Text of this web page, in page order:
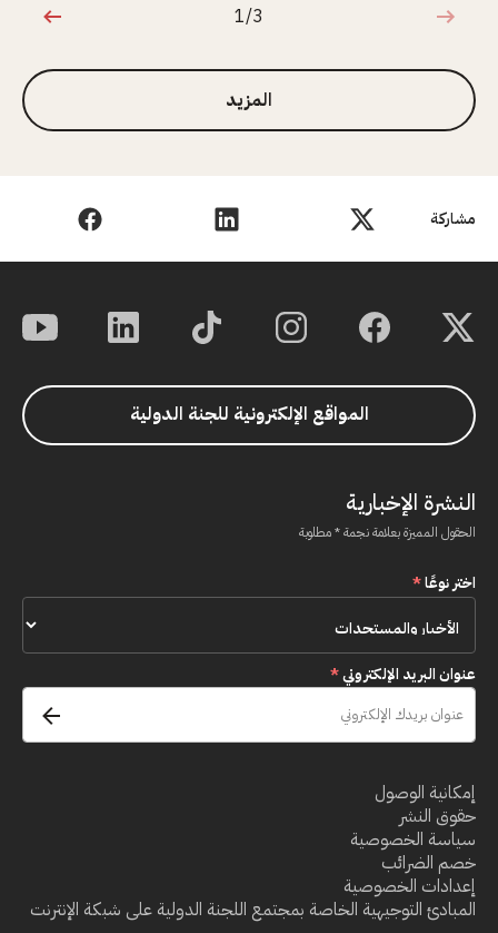
مشاركة
1 من 3
1/3
المزيد
المواقع الإلكترونية للجنة الدولية
النشرة الإخبارية
الحقول المميزة بعلامة نجمة * مطلوبة
اختر نوعًا*
عنوان البريد الإلكتروني*
إمكانية الوصول
حقوق النشر
سياسة الخصوصية
خصم الضرائب
إعدادات الخصوصية
المبادئ التوجيهية الخاصة بمجتمع اللجنة الدولية على شبكة الإنترنت